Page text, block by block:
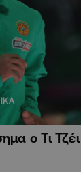
ο Τι